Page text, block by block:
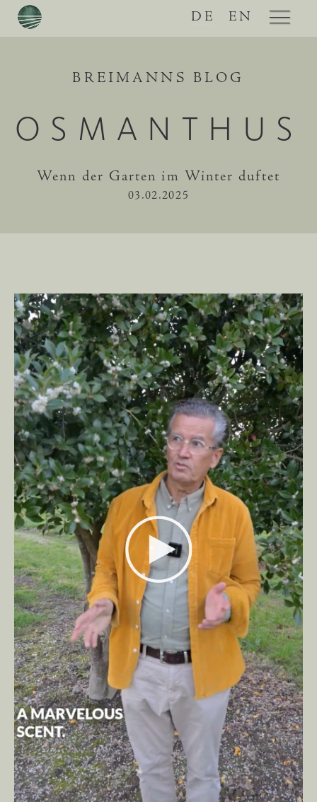
DE EN
BREIMANNS BLOG
OSMANTHUS
Wenn der Garten im Winter duftet
03.02.2025